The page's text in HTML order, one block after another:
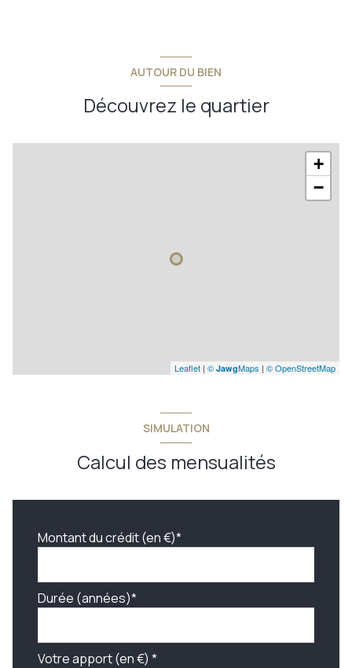
AUTOUR DU BIEN
Découvrez le quartier
+
−
Leaflet | © JawgMaps | © OpenStreetMap
SIMULATION
Calcul des mensualités
Montant du crédit (en €)*
Durée (années)*
Votre apport (en €) *